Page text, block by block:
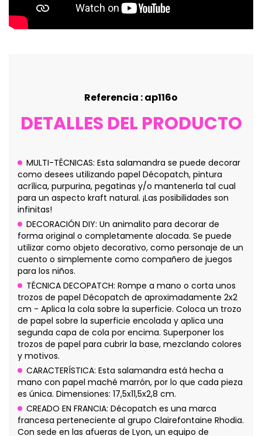
Referencia : ap116o
DETALLES DEL PRODUCTO
MULTI-TÉCNICAS: Esta salamandra se puede decorar
como desees utilizando papel Décopatch, pintura
acrílica, purpurina, pegatinas y/o mantenerla tal cual
para un aspecto kraft natural. ¡Las posibilidades son
infinitas!
DECORACIÓN DIY: Un animalito para decorar de
forma original o completamente alocada. Se puede
utilizar como objeto decorativo, como personaje de un
cuento o simplemente como compañero de juegos
para los niños.
TÉCNICA DECOPATCH: Rompe a mano o corta unos
trozos de papel Décopatch de aproximadamente 2x2
cm - Aplica la cola sobre la superficie. Coloca un trozo
de papel sobre la superficie encolada y aplica una
segunda capa de cola por encima. Superponer los
trozos de papel para cubrir la base, mezclando colores
y motivos.
CARACTERÍSTICA: Esta salamandra está hecha a
mano con papel maché marrón, por lo que cada pieza
es única. Dimensiones: 17,5x11,5x2,8 cm.
CREADO EN FRANCIA: Décopatch es una marca
francesa perteneciente al grupo Clairefontaine Rhodia.
Con sede en las afueras de Lyon, un equipo de